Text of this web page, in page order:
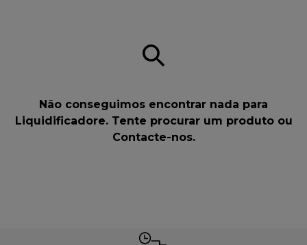
Não conseguimos encontrar nada para
Liquidificadore. Tente procurar um produto ou
Contacte-nos.